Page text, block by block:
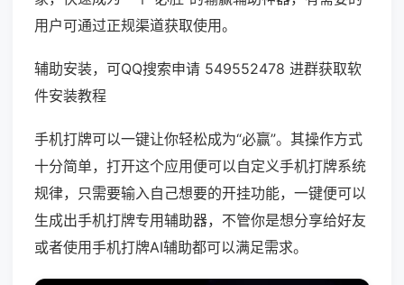
用户可通过正规渠道获取使用。
辅助安装，可QQ搜索申请 549552478 进群获取软
件安装教程
手机打牌可以一键让你轻松成为“必赢”。其操作方式
十分简单，打开这个应用便可以自定义手机打牌系统
规律，只需要输入自己想要的开挂功能，一键便可以
生成出手机打牌专用辅助器，不管你是想分享给好友
或者使用手机打牌AI辅助都可以满足需求。